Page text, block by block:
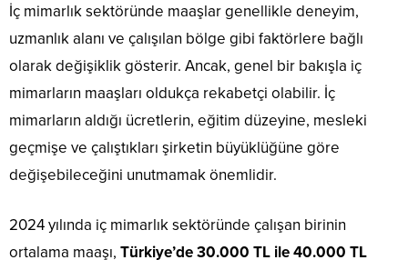
İç mimarlık sektöründe maaşlar genellikle deneyim,
uzmanlık alanı ve çalışılan bölge gibi faktörlere bağlı
olarak değişiklik gösterir. Ancak, genel bir bakışla iç
mimarların maaşları oldukça rekabetçi olabilir. İç
mimarların aldığı ücretlerin, eğitim düzeyine, mesleki
geçmişe ve çalıştıkları şirketin büyüklüğüne göre
değişebileceğini unutmamak önemlidir.
2024 yılında iç mimarlık sektöründe çalışan birinin
ortalama maaşı, Türkiye’de 30.000 TL ile 40.000 TL